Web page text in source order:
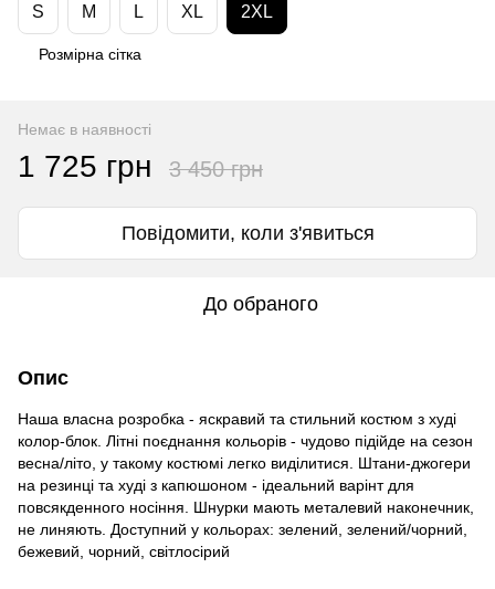
S M L XL 2XL
Розмірна сітка
Немає в наявності
1 725 грн 3 450 грн
Повідомити, коли з'явиться
До обраного
Опис
Наша власна розробка - яскравий та стильний костюм з худі
колор-блок. Літні поєднання кольорів - чудово підійде на сезон
весна/літо, у такому костюмі легко виділитися. Штани-джогери
на резинці та худі з капюшоном - ідеальний варінт для
повсякденного носіння. Шнурки мають металевий наконечник,
не линяють. Доступний у кольорах: зелений, зелений/чорний,
бежевий, чорний, світлосірий